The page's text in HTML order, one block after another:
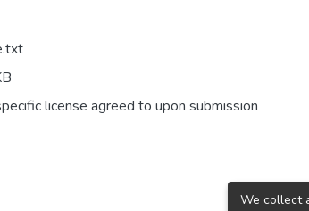
license agreed to upon submission
We collect